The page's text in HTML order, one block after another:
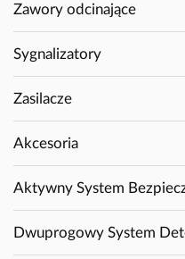
Zawory odcinające
Sygnalizatory
Zasilacze
Akcesoria
Aktywny System
Dwuprogowy System